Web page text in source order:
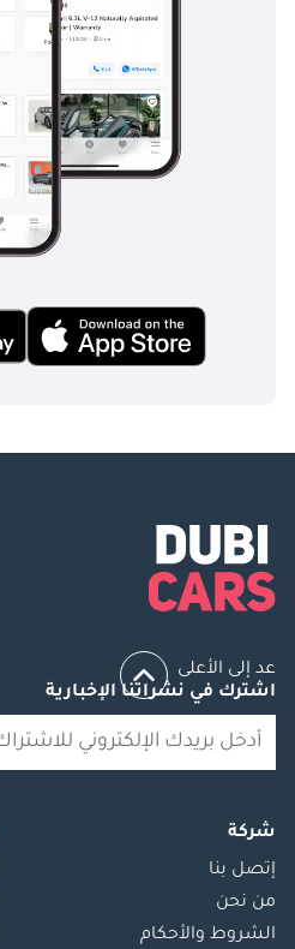
عد إلى الأعلى
اشترك في نشراتنا الإخبارية
شركة
إتصل بنا
من نحن
الشروط والأحكام